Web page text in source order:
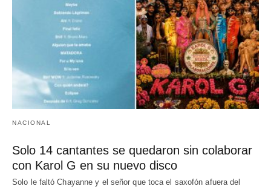
NACIONAL
Solo 14 cantantes se quedaron sin colaborar
con Karol G en su nuevo disco
Solo le faltó Chayanne y el señor que toca el saxofón afuera del